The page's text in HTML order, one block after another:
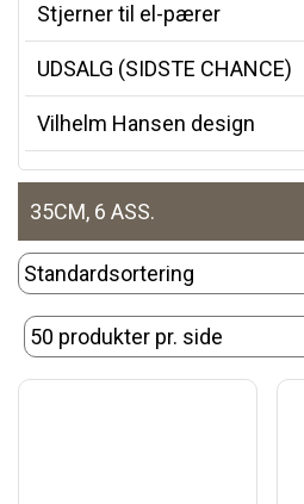
Stjerner til el-pærer
UDSALG (SIDSTE CHANCE)
Vilhelm Hansen design
35CM, 6 ASS.